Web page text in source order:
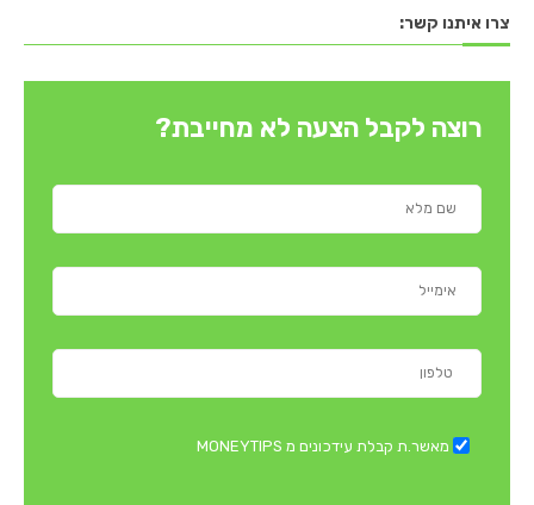
צרו איתנו קשר:
רוצה לקבל הצעה לא מחייבת?
מאשר.ת קבלת עידכונים מ MONEYTIPS